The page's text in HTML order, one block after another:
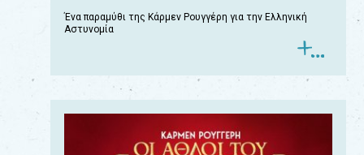
Ένα παραμύθι της Κάρμεν Ρουγγέρη για την Ελληνική
Αστυνομία